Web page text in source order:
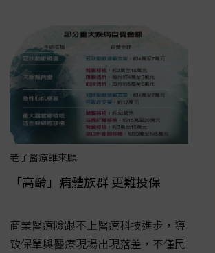
老了醫療誰來顧
「高齡」病體族群 更難投保
商業醫療險跟不上醫療科技進步，導
致保單與醫療現場出現落差，不僅民